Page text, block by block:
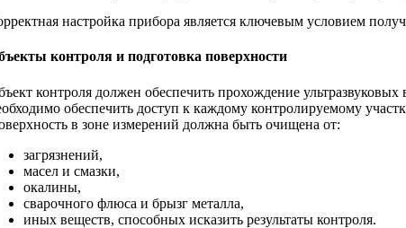
настройка прибора является ключевым условием
контроля и подготовка поверхности
контроля должен обеспечить прохождение
обеспечить доступ к каждому контролируемому
в зоне измерений должна быть очищена от:
загрязнений,
масел и смазки,
окалины,
сварочного флюса и брызг металла,
иных веществ, способных исказить результаты контроля.